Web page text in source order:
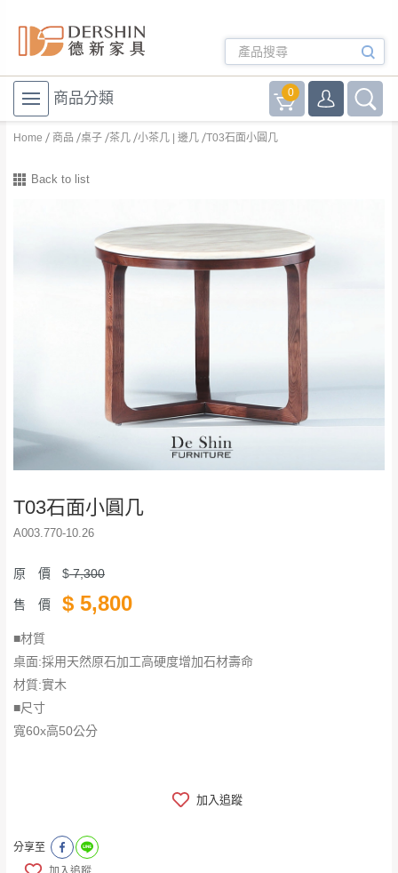
商品分類 0
Home 商品 桌子 茶几 小茶几 | 邊几 T03石面小圓几
Back to list
T03石面小圓几
A003.770-10.26
原 價 $7,300
售 價 $ 5,800
■材質
桌面:採用天然原石加工高硬度增加石材壽命
材質:實木
■尺寸
寬60x高50公分
加入追蹤
分享至